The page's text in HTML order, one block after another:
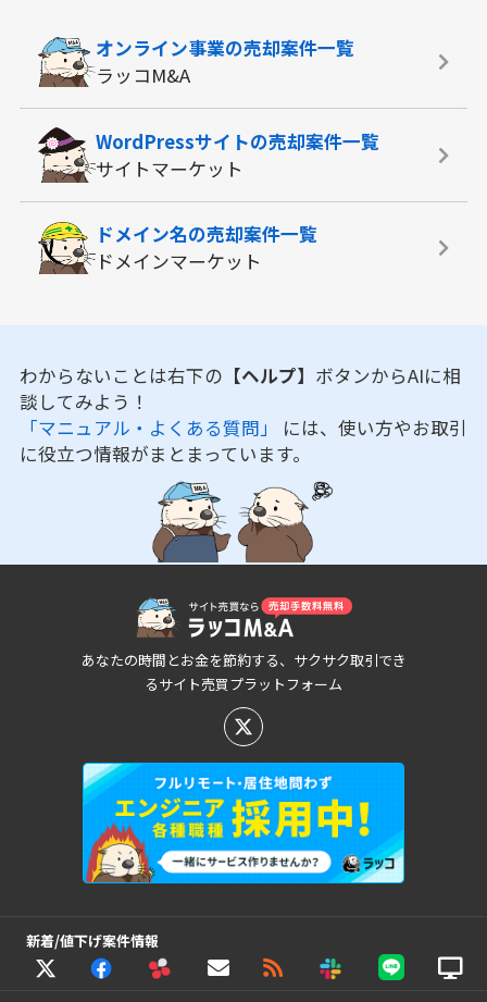
オンライン事業の売却案件一覧
ラッコM&A
WordPressサイトの売却案件一覧
サイトマーケット
ドメイン名の売却案件一覧
ドメインマーケット
わからないことは右下の 【ヘルプ】 ボタンからAIに相
談してみよう！
「マニュアル・よくある質問」 には、使い方やお取引
に役立つ情報がまとまっています。
あなたの時間とお金を節約する、サクサク取引でき
るサイト売買プラットフォーム
新着/値下げ案件情報